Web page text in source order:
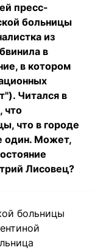
пресс-
больницы
из
в
в котором
Читался в
что
что в городе
один. Может,
Лисовец?
больницы